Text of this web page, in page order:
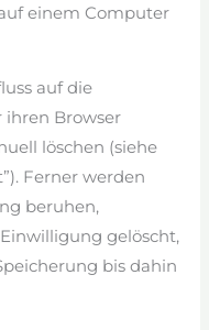
einem Computer
auf die
ihren Browser
löschen (siehe
Ferner werden
beruhen,
gelöscht,
bis dahin